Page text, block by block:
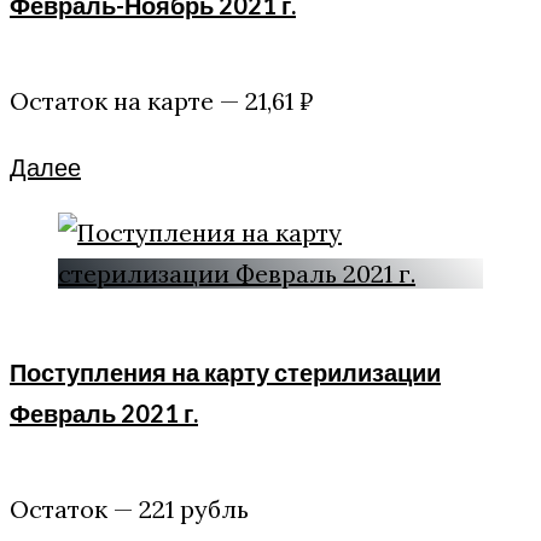
Остаток на карте — 21,61 ₽
Facebook
Twitter
Google+
Далее
Поступления на карту стерилизации
Февраль 2021 г.
Остаток — 221 рубль